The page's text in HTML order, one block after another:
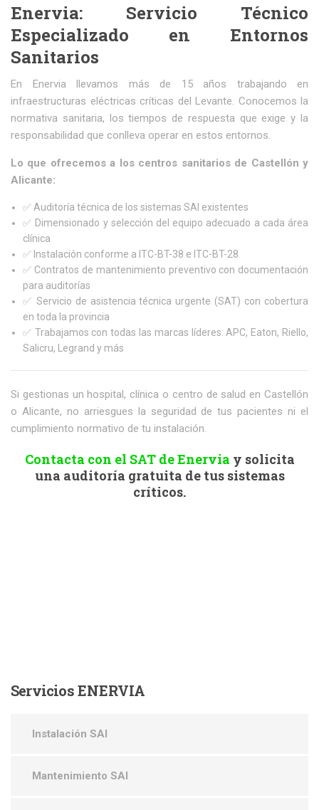
Enervia: Servicio Técnico
Especializado en Entornos
Sanitarios
En Enervia llevamos más de 15 años trabajando en
infraestructuras eléctricas críticas del Levante. Conocemos la
normativa sanitaria, los tiempos de respuesta que exige y la
responsabilidad que conlleva operar en estos entornos.
Lo que ofrecemos a los centros sanitarios de Castellón y
Alicante:
✅ Auditoría técnica de los sistemas SAI existentes
✅ Dimensionado y selección del equipo adecuado a cada área
clínica
✅ Instalación conforme a ITC-BT-38 e ITC-BT-28
✅ Contratos de mantenimiento preventivo con documentación
para auditorías
✅ Servicio de asistencia técnica urgente (SAT) con cobertura
en toda la provincia
✅ Trabajamos con todas las marcas líderes: APC, Eaton, Riello,
Salicru, Legrand y más
Si gestionas un hospital, clínica o centro de salud en Castellón
o Alicante, no arriesgues la seguridad de tus pacientes ni el
cumplimiento normativo de tu instalación.
Contacta con el SAT de Enervia y solicita
una auditoría gratuita de tus sistemas
críticos.
ServiciosENERVIA
Instalación SAI
Mantenimiento SAI